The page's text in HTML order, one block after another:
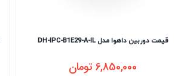
قیمت دوربین داهوا مدل DH-IPC-B1E29-A-IL
6,850,000تومان